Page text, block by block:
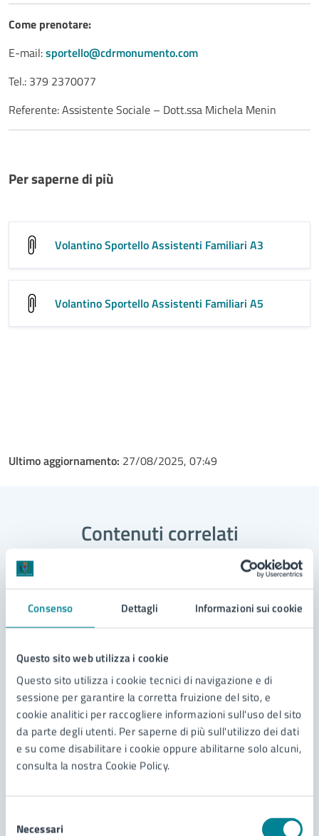
Consenso Dettagli Informazioni sui cookie
Questo sito web utilizza i cookie
Questo sito utilizza i cookie tecnici di navigazione e di
sessione per garantire la corretta fruizione del sito, e
cookie analitici per raccogliere informazioni sull'uso del sito
da parte degli utenti. Per saperne di più sull'utilizzo dei dati
e su come disabilitare i cookie oppure abilitarne solo alcuni,
consulta la nostra Cookie Policy.
delNecessari
Come prenotare:
E-mail:sportello@cdrmonumento.com
Tel.: 379 2370077
Referente:Assistente Sociale – Dott.ssa Michela Menin
Per saperne di più
Volantino Sportello Assistenti Familiari A3
Volantino Sportello Assistenti Familiari A5
Ultimo aggiornamento: 27/08/2025, 07:49
Contenuti correlati
Richiesta bonus nuovi nati o adottati previsto
Voucher servizi prima infanzia
Decreto Anziani – Prestazione Universale
Richiesta servizio di assistenza domiciliare
Vedi altri 6